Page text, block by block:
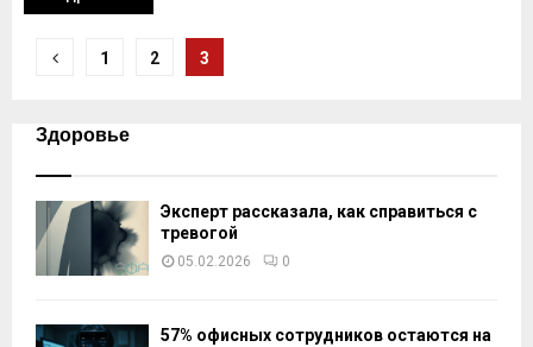
Навигация
записям
1 2 3
Здоровье
Эксперт рассказала, как справиться с
тревогой
05.02.2026 0
57% офисных сотрудников остаются на